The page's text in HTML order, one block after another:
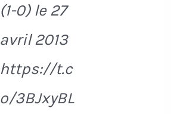
(1-0) le 27
avril 2013
https://t.c
o/3BJxyBL